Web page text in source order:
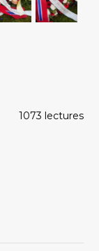
1073 lectures